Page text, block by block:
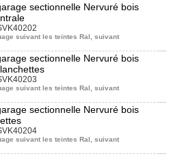
sectionnelle Nervuré bois
suivant les teintes Ral, suivant
sectionnelle Nervuré bois
suivant les teintes Ral, suivant
sectionnelle Nervuré bois
suivant les teintes Ral, suivant